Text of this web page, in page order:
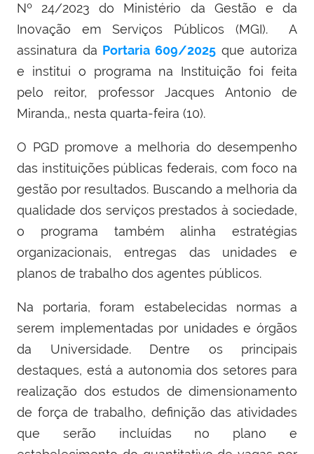
Nº 24/2023 do Ministério da Gestão e da
Inovação em Serviços Públicos (MGI). A
assinatura da Portaria 609/2025 que autoriza
e institui o programa na Instituição foi feita
pelo reitor, professor Jacques Antonio de
Miranda,, nesta quarta-feira (10).
O PGD promove a melhoria do desempenho
das instituições públicas federais, com foco na
gestão por resultados. Buscando a melhoria da
qualidade dos serviços prestados à sociedade,
o programa também alinha estratégias
organizacionais, entregas das unidades e
planos de trabalho dos agentes públicos.
Na portaria, foram estabelecidas normas a
serem implementadas por unidades e órgãos
da Universidade. Dentre os principais
destaques, está a autonomia dos setores para
realização dos estudos de dimensionamento
de força de trabalho, definição das atividades
que serão incluídas no plano e